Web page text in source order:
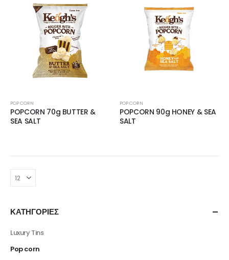
POP CORN
POPCORN 70g BUTTER &
SEA SALT
POP CORN
POPCORN 90g HONEY & SEA
SALT
ΚΑΤΗΓΟΡΙΕΣ
Luxury Tins
Pop corn